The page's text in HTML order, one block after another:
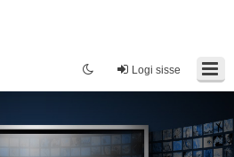
Logi sisse